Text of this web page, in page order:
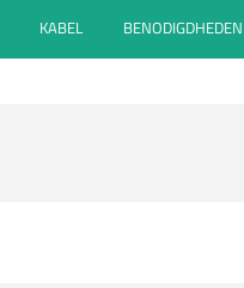
KABEL BENODIGDHEDEN